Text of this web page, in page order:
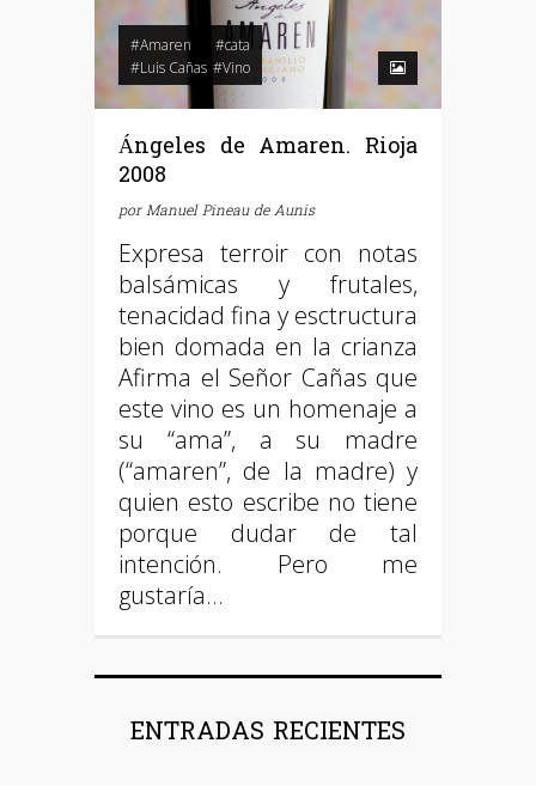
#Amaren
#cata
#Luis Cañas #Vino
Ángeles de Amaren. Rioja
2008
porManuel Pineau de Aunis
Expresa terroir con notas
balsámicas y frutales,
tenacidad fina y esctructura
bien domada en la crianza
Afirma el Señor Cañas que
este vino es un homenaje a
su “ama”, a su madre
(“amaren”, de la madre) y
quien esto escribe no tiene
porque dudar de tal
intención. Pero me
gustaría…
ENTRADAS RECIENTES